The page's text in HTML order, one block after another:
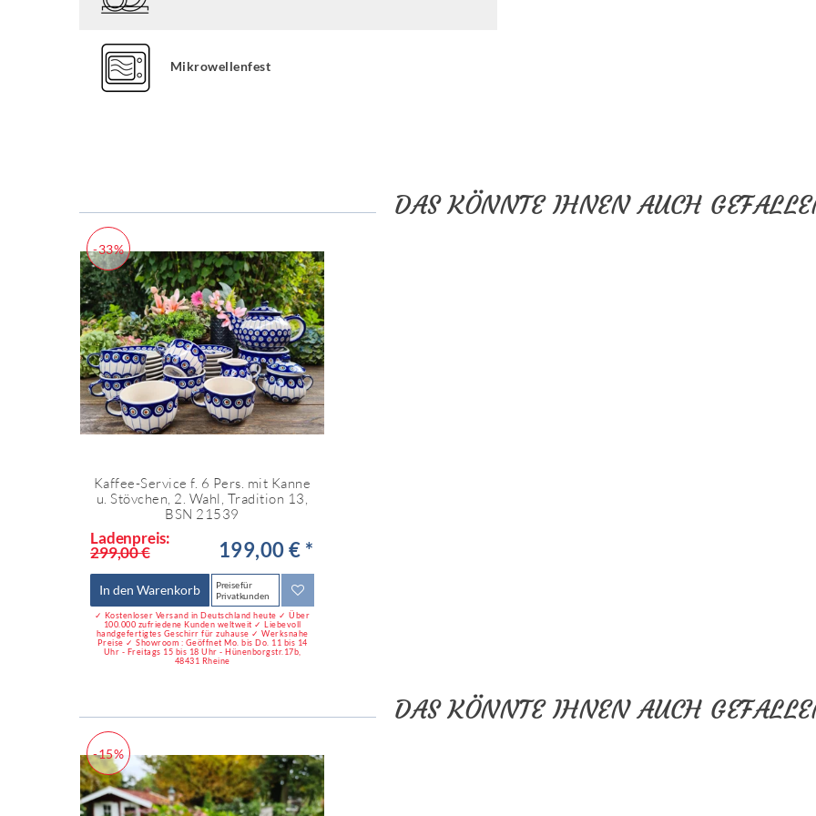
Mikrowellenfest
DAS KÖNNTE IHNEN AUCH
-33%
Kaffee-Service f. 6 Pers. mit Kanne
u. Stövchen, 2. Wahl, Tradition 13,
BSN 21539
Ladenpreis:
299,00 € 199,00 € *
In den Warenkorb
Preise für
Privatkunden
✓ Kostenloser Versand in Deutschland heute ✓ Über
100.000 zufriedene Kunden weltweit ✓ Liebevoll
handgefertigtes Geschirr für zuhause ✓ Werksnahe
Preise ✓ Showroom : Geöffnet Mo. bis Do. 11 bis 14
Uhr - Freitags 15 bis 18 Uhr - Hünenborgstr.17b,
48431 Rheine
DAS KÖNNTE IHNEN AUCH
-15%